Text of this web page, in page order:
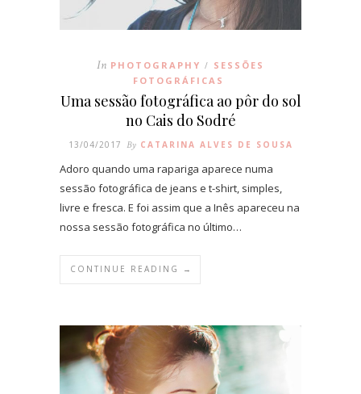
In PHOTOGRAPHY / SESSÕES
FOTOGRÁFICAS
Uma sessão fotográfica ao pôr do sol
no Cais do Sodré
13/04/2017 By CATARINA ALVES DE SOUSA
Adoro quando uma rapariga aparece numa
sessão fotográfica de jeans e t-shirt, simples,
livre e fresca. E foi assim que a Inês apareceu na
nossa sessão fotográfica no último…
CONTINUE READING →